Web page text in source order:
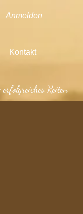
Anmelden
Kontakt
Reiten